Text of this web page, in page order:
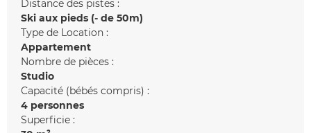
Distance des pistes :
Ski aux pieds (- de 50m)
Type de Location :
Appartement
Nombre de pièces :
Studio
Capacité (bébés compris) :
4 personnes
Superficie :